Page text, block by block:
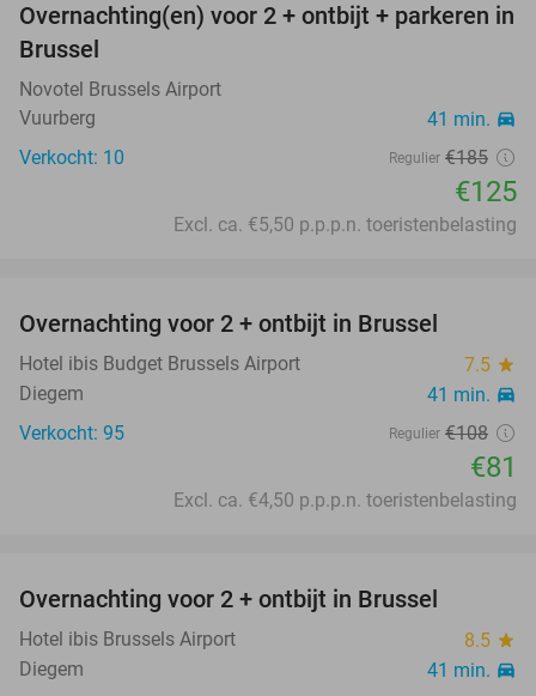
32%
Overnachting(en) voor 2 + ontbijt + parkeren in
Brussel
Novotel Brussels Airport
Vuurberg
41 min. directions_car
Verkocht: 10 Regulier €185
€125
Excl. ca. €5,50 p.p.p.n. toeristenbelasting
Overnachting voor 2 + ontbijt in Brussel
Hotel ibis Budget Brussels Airport 7.5 star
Diegem 41 min. directions_car
Verkocht: 95 Regulier €108
€81
Excl. ca. €4,50 p.p.p.n. toeristenbelasting
Overnachting voor 2 + ontbijt in Brussel
Hotel ibis Brussels Airport 8.5 star
Diegem 41 min. directions_car